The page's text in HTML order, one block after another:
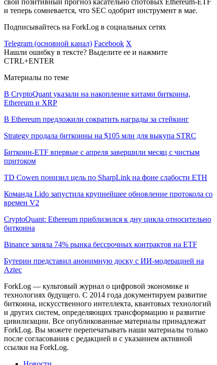
и теперь сомневается, что SEC одобрит инструмент в мае.
Подписывайтесь на ForkLog в социальных сетях
Telegram (основной канал) Facebook X
Нашли ошибку в тексте? Выделите ее и нажмите
CTRL+ENTER
Материалы по теме
В CryptoQuant указали на накопление китами биткоина,
Ethereum и XRP
В Ethereum предложили сократить награды за стейкинг
Strategy продала биткоины на $105 млн для выкупа STRC
Биткоин-ETF впервые с апреля завершили месяц с чистым
притоком
TD Cowen понизил цель по SharpLink на фоне слабости ETH
Команда Lido запустила крупнейшее обновление протокола со
времен V2
CryptoQuant: Ethereum приблизился к дну цикла относительно
биткоина
Binance заняла 74% рынка бессрочных контрактов на ETF
Бутерин представил анонимную доску с ИИ-модерацией на
Aztec
ForkLog — культовый журнал о цифровой экономике и
технологиях будущего. С 2014 года документируем развитие
биткоина, искусственного интеллекта, квантовых технологий
и других систем, определяющих трансформацию и развитие
цивилизации. Все опубликованные материалы принадлежат
ForkLog. Вы можете перепечатывать наши материалы только
после согласования с редакцией и с указанием активной
ссылки на ForkLog.